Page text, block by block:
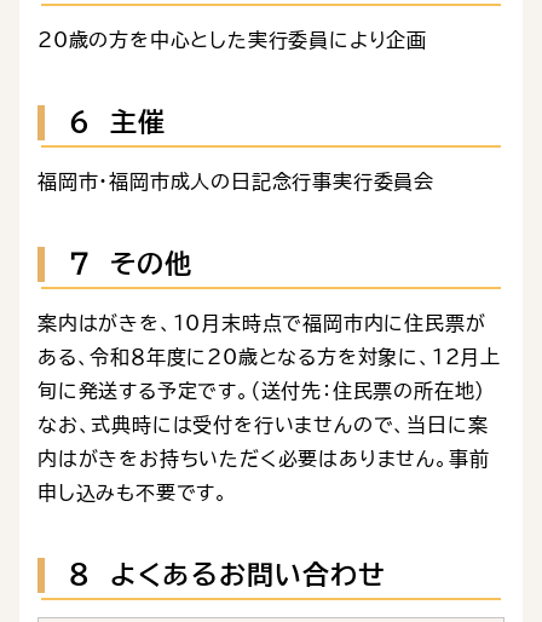
20歳の方を中心とした実行委員により企画
６ 主催
福岡市・福岡市成人の日記念行事実行委員会
７ その他
案内はがきを、10月末時点で福岡市内に住民票が
ある、令和８年度に20歳となる方を対象に、12月上
旬に発送する予定です。（送付先：住民票の所在地）
なお、式典時には受付を行いませんので、当日に案
内はがきをお持ちいただく必要はありません。事前
申し込みも不要です。
８ よくあるお問い合わせ